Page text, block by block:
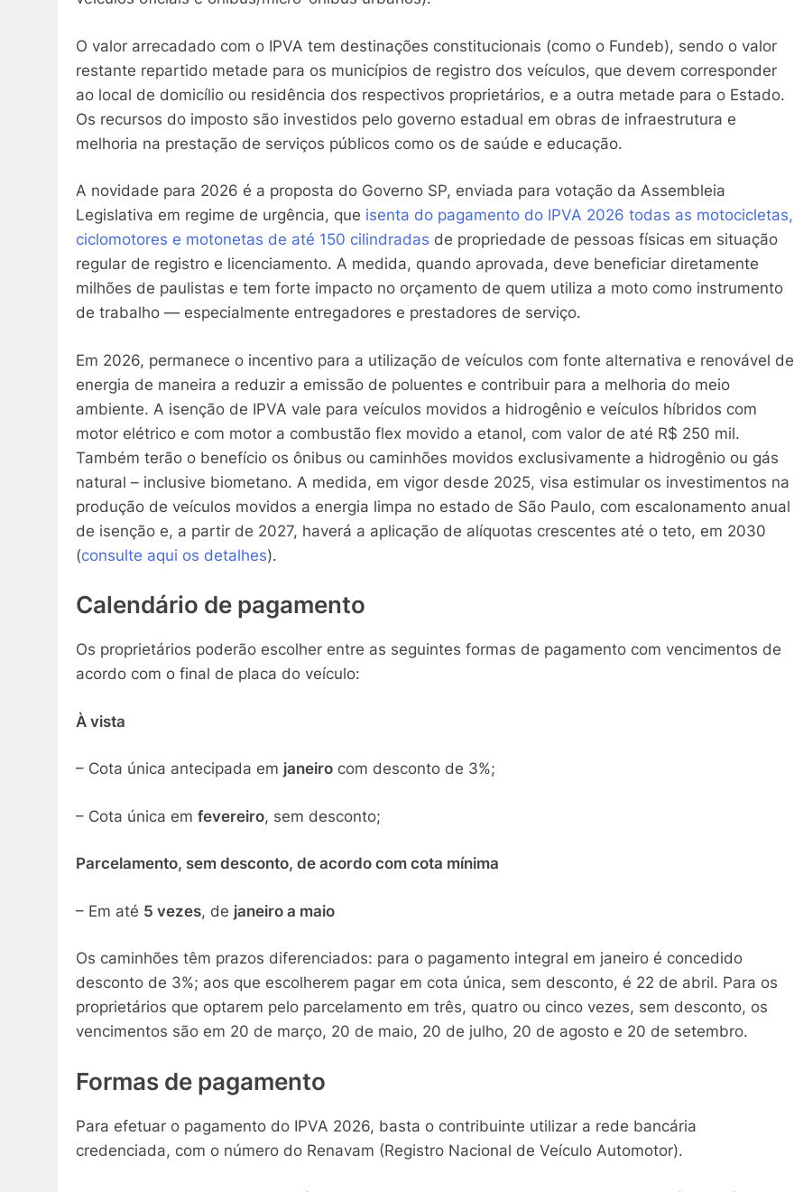
O valor arrecadado com o IPVA tem destinações constitucionais (como o Fundeb), sendo o valor
restante repartido metade para os municípios de registro dos veículos, que devem corresponder
ao local de domicílio ou residência dos respectivos proprietários, e a outra metade para o Estado.
Os recursos do imposto são investidos pelo governo estadual em obras de infraestrutura e
melhoria na prestação de serviços públicos como os de saúde e educação.
A novidade para 2026 é a proposta do Governo SP, enviada para votação da Assembleia
Legislativa em regime de urgência, que isenta do pagamento do IPVA 2026 todas as motocicletas,
ciclomotores e motonetas de até 150 cilindradas de propriedade de pessoas físicas em situação
regular de registro e licenciamento. A medida, quando aprovada, deve beneficiar diretamente
milhões de paulistas e tem forte impacto no orçamento de quem utiliza a moto como instrumento
de trabalho — especialmente entregadores e prestadores de serviço.
Em 2026, permanece o incentivo para a utilização de veículos com fonte alternativa e renovável de
energia de maneira a reduzir a emissão de poluentes e contribuir para a melhoria do meio
ambiente. A isenção de IPVA vale para veículos movidos a hidrogênio e veículos híbridos com
motor elétrico e com motor a combustão flex movido a etanol, com valor de até R$ 250 mil.
Também terão o benefício os ônibus ou caminhões movidos exclusivamente a hidrogênio ou gás
natural – inclusive biometano. A medida, em vigor desde 2025, visa estimular os investimentos na
produção de veículos movidos a energia limpa no estado de São Paulo, com escalonamento anual
de isenção e, a partir de 2027, haverá a aplicação de alíquotas crescentes até o teto, em 2030
(consulte aqui os detalhes).
Calendário de pagamento
Os proprietários poderão escolher entre as seguintes formas de pagamento com vencimentos de
acordo com o final de placa do veículo:
À vista
– Cota única antecipada em janeiro com desconto de 3%;
– Cota única em fevereiro, sem desconto;
Parcelamento, sem desconto, de acordo com cota mínima
– Em até 5 vezes, de janeiro a maio
Os caminhões têm prazos diferenciados: para o pagamento integral em janeiro é concedido
desconto de 3%; aos que escolherem pagar em cota única, sem desconto, é 22 de abril. Para os
proprietários que optarem pelo parcelamento em três, quatro ou cinco vezes, sem desconto, os
vencimentos são em 20 de março, 20 de maio, 20 de julho, 20 de agosto e 20 de setembro.
Formas de pagamento
Para efetuar o pagamento do IPVA 2026, basta o contribuinte utilizar a rede bancária
credenciada, com o número do Renavam (Registro Nacional de Veículo Automotor).